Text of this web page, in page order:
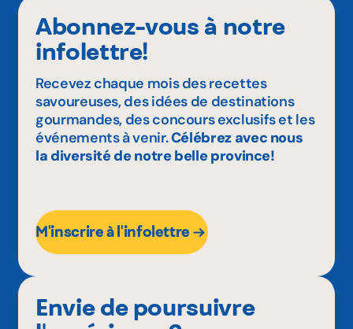
Abonnez-vous à notre
infolettre!
Recevez chaque mois des recettes
savoureuses, des idées de destinations
gourmandes, des concours exclusifs et les
événements à venir.Célébrez avec nous
la diversité de notre belle province!
M'inscrire à l'infolettre
Envie de poursuivre